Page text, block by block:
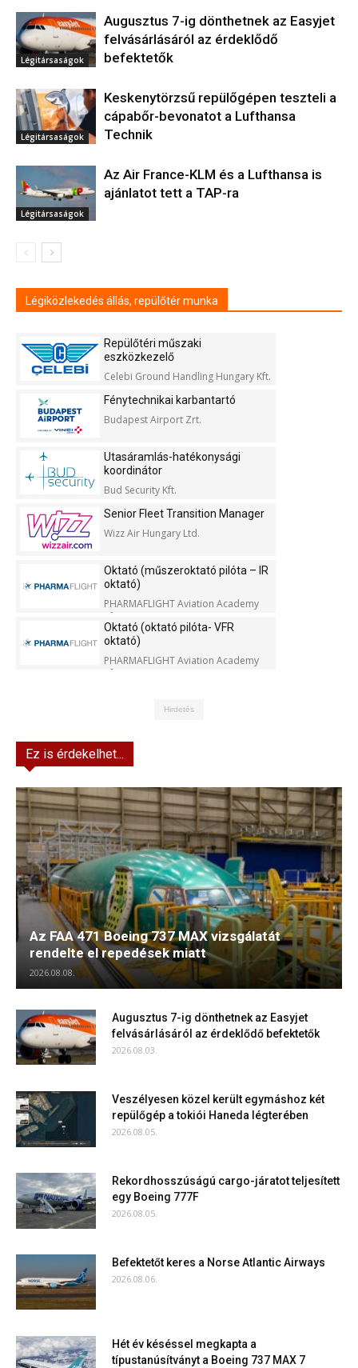
Légitársaságok
Augusztus 7-ig dönthetnek az Easyjet
felvásárlásáról az érdeklődő
befektetők
Légitársaságok
Keskenytörzsű repülőgépen teszteli a
cápabőr-bevonatot a Lufthansa
Technik
Légitársaságok
Az Air France-KLM és a Lufthansa is
ajánlatot tett a TAP-ra
Légiközlekedés állás, repülőtér munka
Repülőtéri műszaki
eszközkezelő
Celebi Ground Handling Hungary Kft.
Fénytechnikai karbantartó
Budapest Airport Zrt.
Utasáramlás-hatékonysági
koordinátor
Bud Security Kft.
Senior Fleet Transition Manager
Wizz Air Hungary Ltd.
Oktató (műszeroktató pilóta – IR
oktató)
PHARMAFLIGHT Aviation Academy
Kft.
Oktató (oktató pilóta- VFR
oktató)
PHARMAFLIGHT Aviation Academy
Kft.
Hirdetés
Ez is érdekelhet...
Az FAA 471 Boeing 737 MAX vizsgálatát
rendelte el repedések miatt
2026.08.08.
Augusztus 7-ig dönthetnek az Easyjet
felvásárlásáról az érdeklődő befektetők
2026.08.03.
Veszélyesen közel került egymáshoz két
repülőgép a tokiói Haneda légterében
2026.08.05.
Rekordhosszúságú cargo-járatot teljesített
egy Boeing 777F
2026.08.05.
Befektetőt keres a Norse Atlantic Airways
2026.08.06.
Hét év késéssel megkapta a
típustanúsítványt a Boeing 737 MAX 7